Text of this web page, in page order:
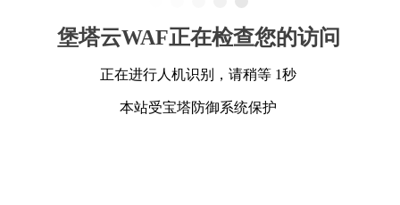
堡塔云WAF正在检查您的访问
正在进行人机识别，请稍等 1秒
本站受宝塔防御系统保护